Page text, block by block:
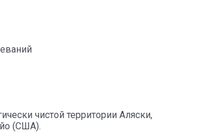
чистой территории Аляски,
(США).